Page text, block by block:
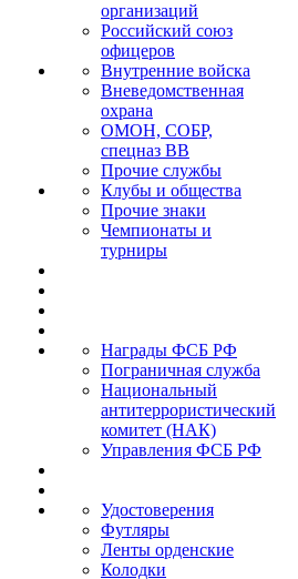
организаций
Российский союз
офицеров
Внутренние войска
Вневедомственная
охрана
ОМОН, СОБР,
спецназ ВВ
Прочие службы
Клубы и общества
Прочие знаки
Чемпионаты и
турниры
Награды ФСБ РФ
Пограничная служба
Национальный
антитеррористический
комитет (НАК)
Управления ФСБ РФ
Удостоверения
Футляры
Ленты орденские
Колодки